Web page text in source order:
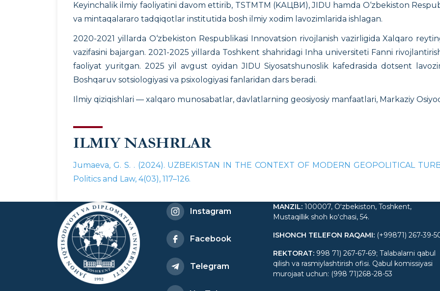
Keyinchalik ilmiy faoliyatini davom ettirib, TSTMTM (KАЦВИ), JIDU hamda O‘zbekiston
va mintaqalararo tadqiqotlar institutida bosh ilmiy xodim lavozimlarida ishlagan.
2020-2021 yillarda O‘zbekiston Respublikasi Innovatsion rivojlanish vazirligida Xalqaro
vazifasini bajargan. 2021-2025 yillarda Toshkent shahridagi Inha universiteti Fanni
faoliyat yuritgan. 2025 yil avgust oyidan JIDU Siyosatshunoslik kafedrasida dotsent
Boshqaruv sotsiologiyasi va psixologiyasi fanlaridan dars beradi.
Ilmiy qiziqishlari — xalqaro munosabatlar, davlatlarning geosiyosiy manfaatlari, Markaziy
ILMIY NASHRLAR
Jumaeva, G. S. . (2024). UZBEKISTAN IN THE CONTEXT OF MODERN GEOPOLITICAL
Politics and Law, 4(03), 117–126.
Instagram
Facebook
Telegram
MANZIL: 100007, Oʻzbekiston, Toshkent,
Mustaqillik shoh koʻchasi, 54.
ISHONCH TELEFON RAQAMI: (+99871) 267-39-
REKTORAT: 998 71) 267-67-69; Talabalarni qabul
qilish va rasmiylashtirish ofisi. Qabul komissiyasi
murojaat uchun: (998 71)268-28-53